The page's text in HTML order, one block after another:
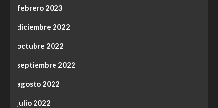
febrero 2023
diciembre 2022
octubre 2022
septiembre 2022
agosto 2022
julio 2022